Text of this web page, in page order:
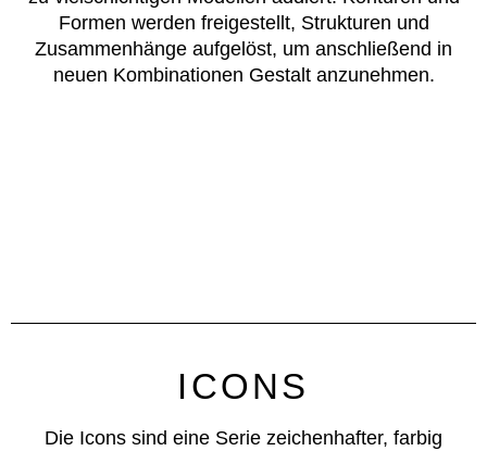
Formen werden freigestellt, Strukturen und
Zusammenhänge aufgelöst, um anschließend in
neuen Kombinationen Gestalt anzunehmen.
ICONS
Die Icons sind eine Serie zeichenhafter, farbig